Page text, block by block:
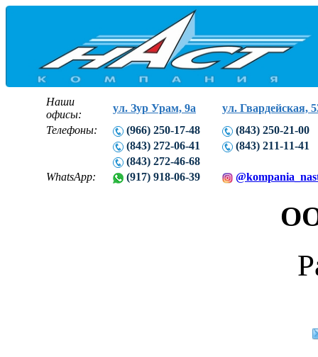
Наши
офисы:
ул. Зур Урам, 9а
ул. Гвардейская,
Телефоны:
(966) 250-17-48
(843) 250-21-00
(843) 272-06-41
(843) 211-11-41
(843) 272-46-68
WhatsApp:
(917) 918-06-39